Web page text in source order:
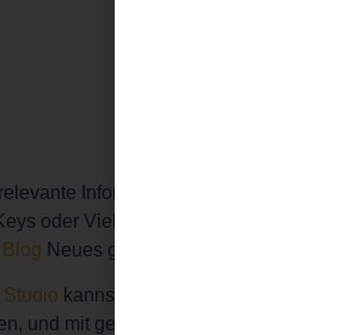
Informationen über Human
oder Vielbegabung? Dann schau,
Blog Neues gibt!
kannst du Teil eines unserer
und mit geballter Team-Power deine